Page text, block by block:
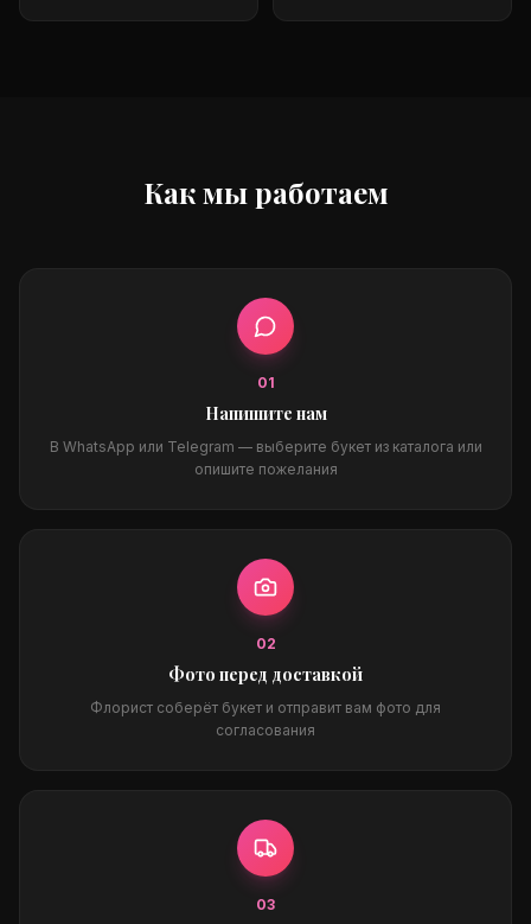
Как мы работаем
01
Напишите нам
В WhatsApp или Telegram — выберите букет из каталога или
опишите пожелания
02
Фото перед доставкой
Флорист соберёт букет и отправит вам фото для
согласования
03